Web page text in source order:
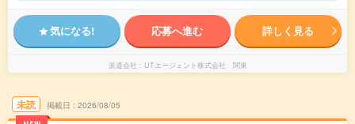
気になる! 応募へ進む 詳しく見る
派遣会社 UTエージェント株式会社 関東
未読 掲載日 2026/08/05